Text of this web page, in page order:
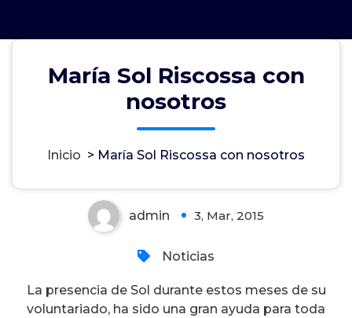
María Sol Riscossa con
nosotros
Inicio > María Sol Riscossa con nosotros
admin 3, Mar, 2015
Noticias
La presencia de Sol durante estos meses de su
voluntariado, ha sido una gran ayuda para toda